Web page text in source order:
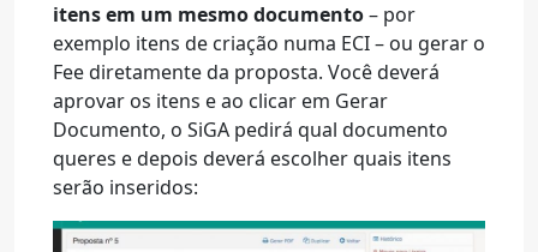
itens em um mesmo documento– por
exemplo itens de criação numa ECI – ou gerar o
Fee diretamente da proposta. Você deverá
aprovar os itens e ao clicar em Gerar
Documento, o SiGA pedirá qual documento
queres e depois deverá escolher quais itens
serão inseridos: